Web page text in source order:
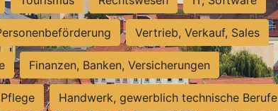
Vertrieb, Verkauf, Sales
Finanzen, Banken, Versicherungen
Handwerk, gewerblich technische Berufe